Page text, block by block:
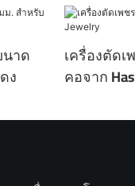
าด
ง
เครื่องตัด
คอจาก